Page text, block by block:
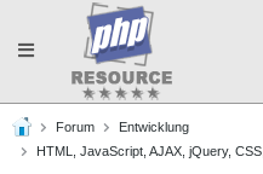
Toggle
navigation
Forum
Entwicklung
HTML, JavaScript, AJAX, jQuery,